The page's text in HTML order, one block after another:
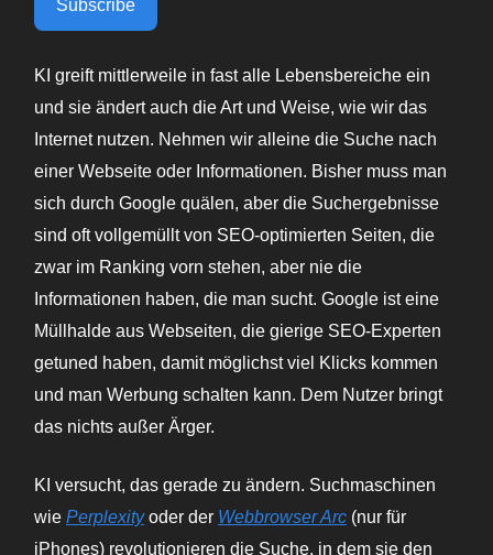
Subscribe
KI greift mittlerweile in fast alle Lebensbereiche ein
und sie ändert auch die Art und Weise, wie wir das
Internet nutzen. Nehmen wir alleine die Suche nach
einer Webseite oder Informationen. Bisher muss man
sich durch Google quälen, aber die Suchergebnisse
sind oft vollgemüllt von SEO-optimierten Seiten, die
zwar im Ranking vorn stehen, aber nie die
Informationen haben, die man sucht. Google ist eine
Müllhalde aus Webseiten, die gierige SEO-Experten
getuned haben, damit möglichst viel Klicks kommen
und man Werbung schalten kann. Dem Nutzer bringt
das nichts außer Ärger.
KI versucht, das gerade zu ändern. Suchmaschinen
wie Perplexityoder der Webbrowser Arc (nur für
iPhones) revolutionieren die Suche, in dem sie den